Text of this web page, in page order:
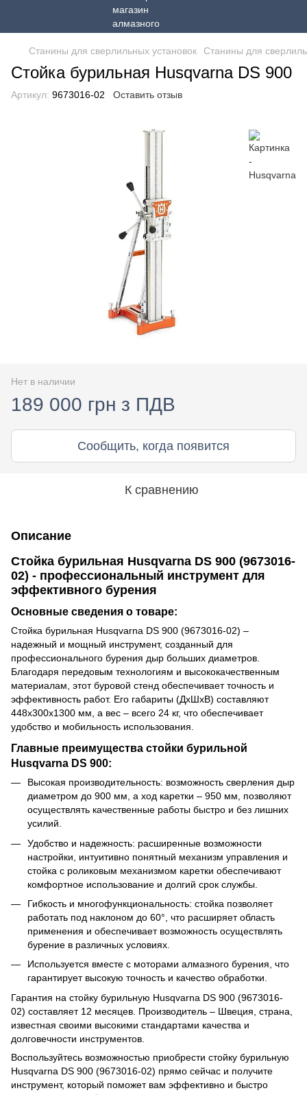
Станины для сверлильных установок Станины для
Стойка бурильная Husqvarna DS 900
Артикул: 9673016-02 Оставить отзыв
Нет в наличии
189 000 грн з ПДВ
Сообщить, когда появится
К сравнению
Описание
Стойка бурильная Husqvarna DS 900 (9673016-
02) - профессиональный инструмент для
эффективного бурения
Основные сведения о товаре:
Стойка бурильная Husqvarna DS 900 (9673016-02) –
надежный и мощный инструмент, созданный для
профессионального бурения дыр больших диаметров.
Благодаря передовым технологиям и высококачественным
материалам, этот буровой стенд обеспечивает точность и
эффективность работ. Его габариты (ДхШхВ) составляют
448х300х1300 мм, а вес – всего 24 кг, что обеспечивает
удобство и мобильность использования.
Главные преимущества стойки бурильной
Husqvarna DS 900:
Высокая производительность: возможность сверления дыр
диаметром до 900 мм, а ход каретки – 950 мм, позволяют
осуществлять качественные работы быстро и без лишних
усилий.
Удобство и надежность: расширенные возможности
настройки, интуитивно понятный механизм управления и
стойка с роликовым механизмом каретки обеспечивают
комфортное использование и долгий срок службы.
Гибкость и многофункциональность: стойка позволяет
работать под наклоном до 60°, что расширяет область
применения и обеспечивает возможность осуществлять
бурение в различных условиях.
Используется вместе с моторами алмазного бурения, что
гарантирует высокую точность и качество обработки.
Гарантия на стойку бурильную Husqvarna DS 900 (9673016-
02) составляет 12 месяцев. Производитель – Швеция, страна,
известная своими высокими стандартами качества и
долговечности инструментов.
Воспользуйтесь возможностью приобрести стойку бурильную
Husqvarna DS 900 (9673016-02) прямо сейчас и получите
инструмент, который поможет вам эффективно и быстро